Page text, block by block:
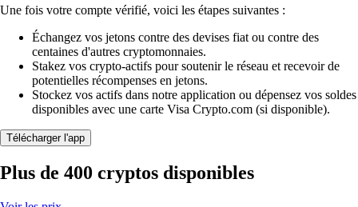
Une fois votre compte vérifié, voici les étapes suivantes :
Échangez vos jetons contre des devises fiat ou contre des
centaines d'autres cryptomonnaies.
Stakez vos crypto-actifs pour soutenir le réseau et recevoir de
potentielles récompenses en jetons.
Stockez vos actifs dans notre application ou dépensez vos soldes
disponibles avec une carte Visa Crypto.com (si disponible).
Télécharger l'app
Plus de 400 cryptos disponibles